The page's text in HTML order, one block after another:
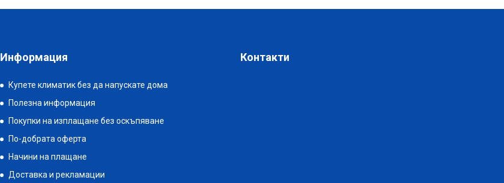
Информация
Купете климатик без да напускате дома
Полезна информация
Покупки на изплащане без оскъпяване
По-добрата оферта
Начини на плащане
Доставка и рекламации
Контакти